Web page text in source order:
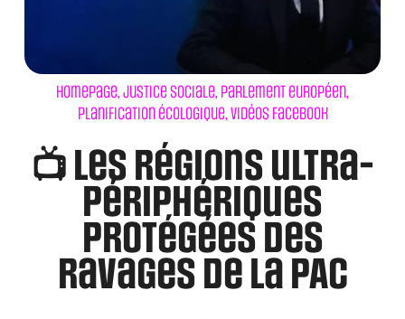
Homepage,Justice sociale,Parlement européen,
Planification écologique,Vidéos Facebook
📺 Les régions ultra-
périphériques
protégées des
ravages de la PAC